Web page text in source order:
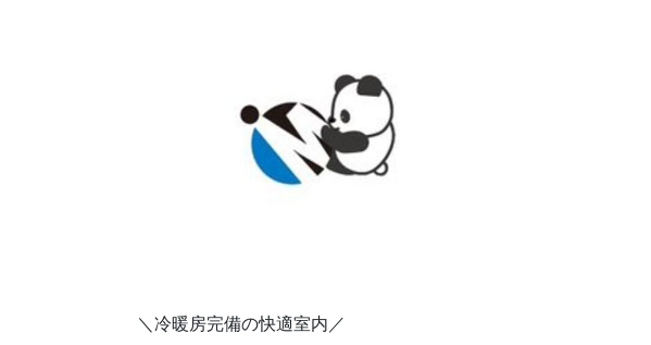
＼冷暖房完備の快適室内／